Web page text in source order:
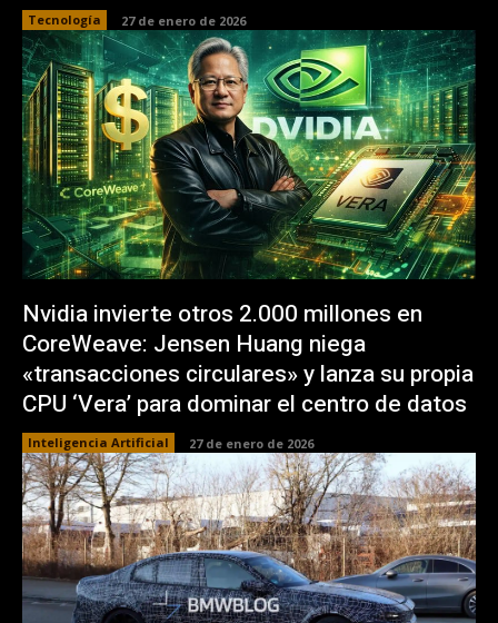
Tecnología 27 de enero de 2026
Nvidia invierte otros 2.000 millones en
CoreWeave: Jensen Huang niega
«transacciones circulares» y lanza su propia
CPU ‘Vera’ para dominar el centro de datos
Inteligencia Artificial 27 de enero de 2026